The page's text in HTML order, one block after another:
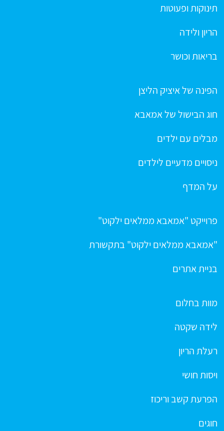
תינוקות ופעוטות
הריון ולידה
בריאות וכושר
הפינה של איציק הליצן
חוג הבישול של אמאבא
מבלים עם ילדים
ניסויים מדעיים לילדים
על המדף
פרוייקט "אמאבא ממלאים ילקוט"
"אמאבא ממלאים ילקוט" בתקשורת
בניית אתרים
מוות בחלום
לידה שקטה
רעלת הריון
ויסות חושי
הפרעת קשב וריכוז
חוגים